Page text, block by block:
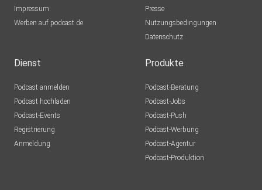
Impressum
Werben auf podcast.de
Presse
Nutzungsbedingungen
Datenschutz
Dienst
Podcast anmelden
Podcast hochladen
Podcast-Events
Registrierung
Anmeldung
Produkte
Podcast-Beratung
Podcast-Jobs
Podcast-Push
Podcast-Werbung
Podcast-Agentur
Podcast-Produktion